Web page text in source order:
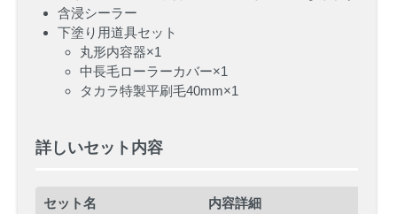
含浸シーラー
下塗り用道具セット
丸形内容器×1
中長毛ローラーカバー×1
タカラ特製平刷毛40mm×1
詳しいセット内容
セット名 内容詳細